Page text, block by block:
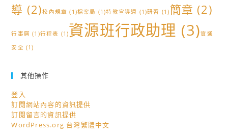
導 (2)校內規章 (1)檔案局 (1)特教宣導週 (1)研習 (1) 簡章 (2)
行事曆 (1)行程表 (1)資源班行政助理 (3)資通
安全 (1)
其他操作
登入
訂閱網站內容的資訊提供
訂閱留言的資訊提供
WordPress.org 台灣繁體中文